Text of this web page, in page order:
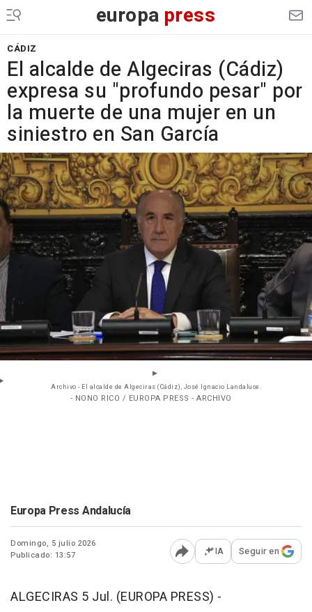
europa press
CÁDIZ
El alcalde de Algeciras (Cádiz)
expresa su "profundo pesar" por
la muerte de una mujer en un
siniestro en San García
Archivo - El alcalde de Algeciras (Cádiz), José Ignacio Landaluce.
- NONO RICO / EUROPA PRESS - ARCHIVO
Europa Press Andalucía
Domingo, 5 julio 2026
Publicado: 13:57
Abrir opciones para
IA Seguir en
ALGECIRAS 5 Jul. (EUROPA PRESS) -